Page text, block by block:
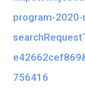
program-
756416